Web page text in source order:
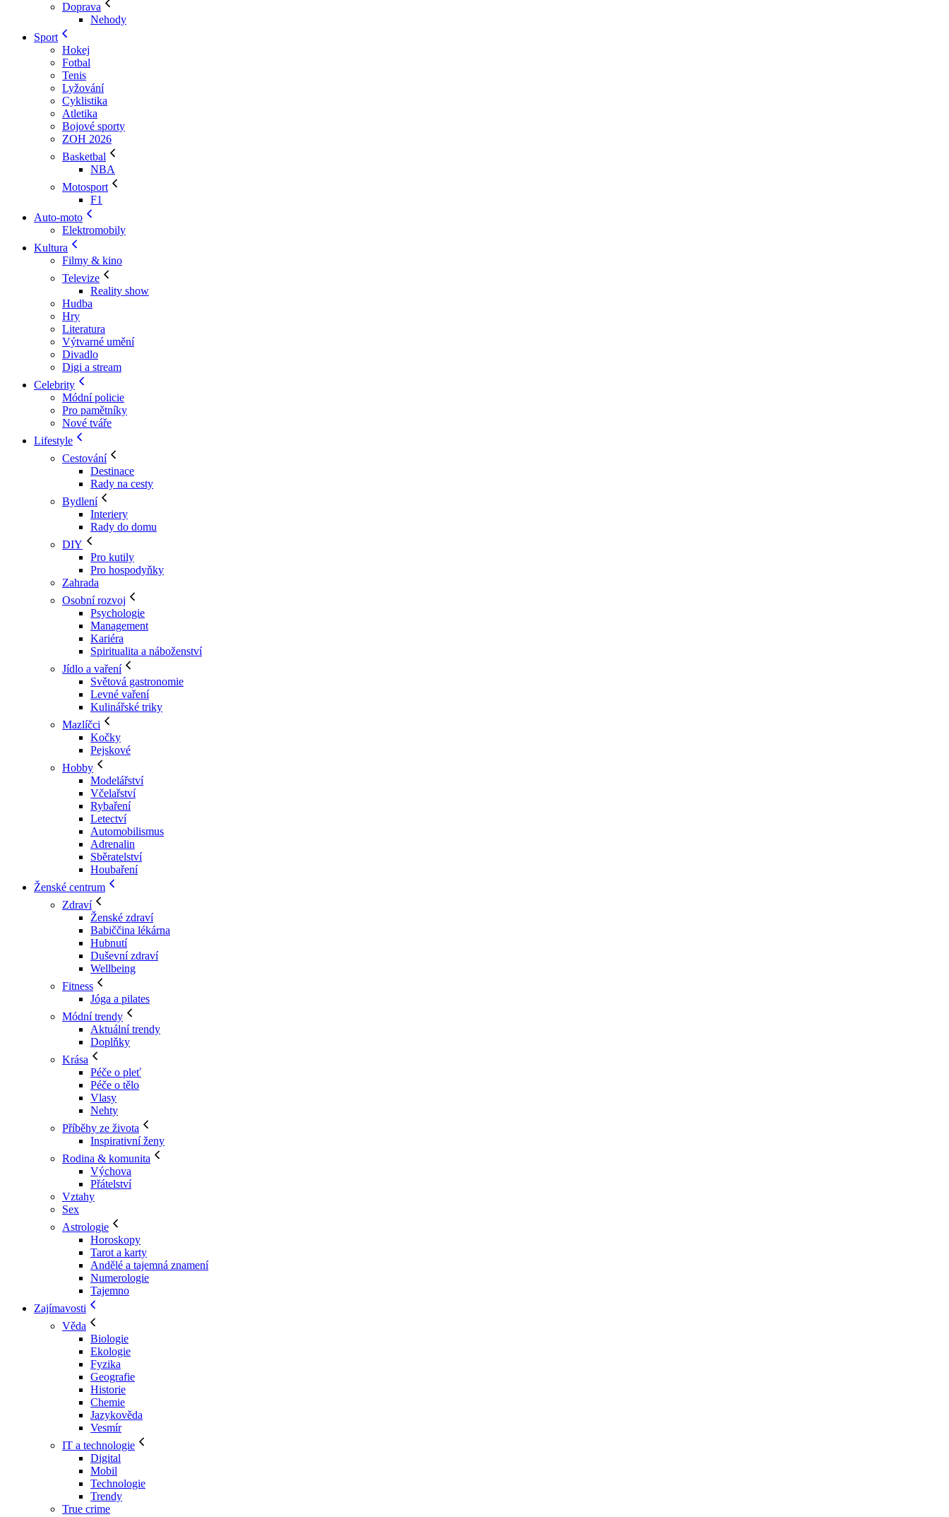
Doprava
Nehody
Sport
Hokej
Fotbal
Tenis
Lyžování
Cyklistika
Atletika
Bojové sporty
ZOH 2026
Basketbal
NBA
Motosport
F1
Auto-moto
Elektromobily
Kultura
Filmy & kino
Televize
Reality show
Hudba
Hry
Literatura
Výtvarné umění
Divadlo
Digi a stream
Celebrity
Módní policie
Pro pamětníky
Nové tváře
Lifestyle
Cestování
Destinace
Rady na cesty
Bydlení
Interiery
Rady do domu
DIY
Pro kutily
Pro hospodyňky
Zahrada
Osobní rozvoj
Psychologie
Management
Kariéra
Spiritualita a náboženství
Jídlo a vaření
Světová gastronomie
Levné vaření
Kulinářské triky
Mazlíčci
Kočky
Pejskové
Hobby
Modelářství
Včelařství
Rybaření
Letectví
Automobilismus
Adrenalin
Sběratelství
Houbaření
Ženské centrum
Zdraví
Ženské zdraví
Babiččina lékárna
Hubnutí
Duševní zdraví
Wellbeing
Fitness
Jóga a pilates
Módní trendy
Aktuální trendy
Doplňky
Krása
Péče o pleť
Péče o tělo
Vlasy
Nehty
Příběhy ze života
Inspirativní ženy
Rodina & komunita
Výchova
Přátelství
Vztahy
Sex
Astrologie
Horoskopy
Tarot a karty
Andělé a tajemná znamení
Numerologie
Tajemno
Zajímavosti
Věda
Biologie
Ekologie
Fyzika
Geografie
Historie
Chemie
Jazykověda
Vesmír
IT a technologie
Digital
Mobil
Technologie
Trendy
True crime